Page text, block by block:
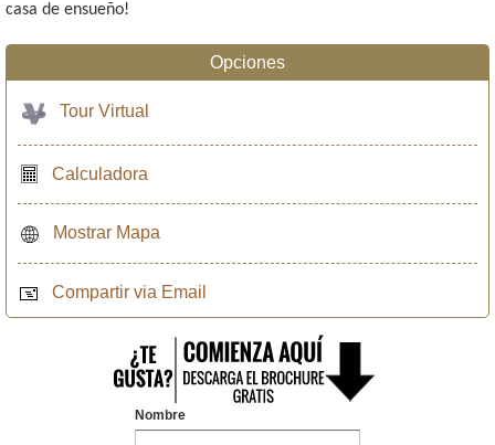
casa de ensueño!
Opciones
Tour Virtual
Calculadora
Mostrar Mapa
Compartir via Email
Nombre